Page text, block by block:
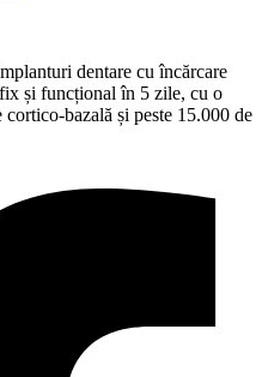
dentare cu încărcare
și funcțional în 5 zile, cu o
bazală și peste 15.000 de